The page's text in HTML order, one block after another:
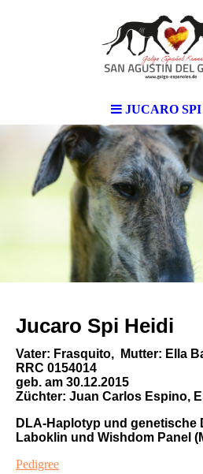
JUCARO
Jucaro Spi Heidi
Vater: Frasquito, Mutter: Ella
RRC 0154014
geb. am 30.12.2015
Züchter: Juan Carlos Espino,
DLA-Haplotyp und genetische
Laboklin und Wishdom Panel
Pedigree